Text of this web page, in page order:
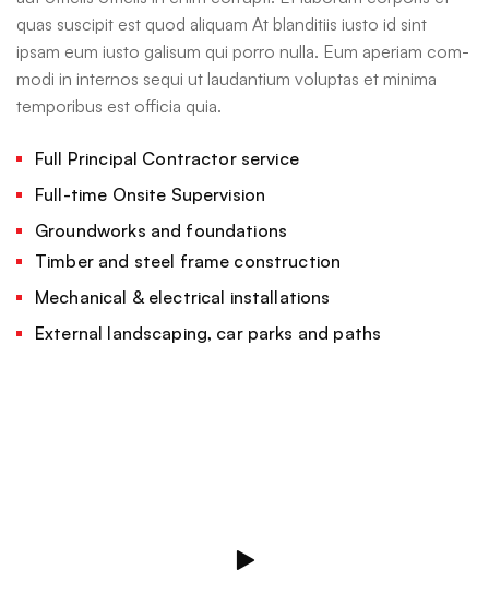
quas suscipit est quod aliquam At blanditiis iusto id sint
ipsam eum iusto galisum qui porro nulla. Eum aperiam com-
modi in internos sequi ut laudantium voluptas et minima
temporibus est officia quia.
Full Principal Contractor service
Full-time Onsite Supervision
Groundworks and foundations
Timber and steel frame construction
Mechanical & electrical installations
External landscaping, car parks and paths